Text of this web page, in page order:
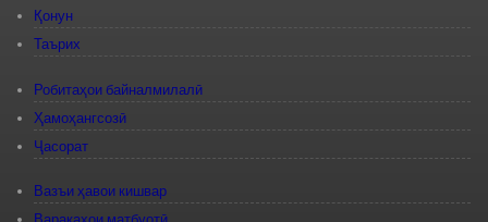
Қонун
Таърих
Робитаҳои байналмилалӣ
Ҳамоҳангсозӣ
Ҷасорат
Вазъи ҳавои кишвар